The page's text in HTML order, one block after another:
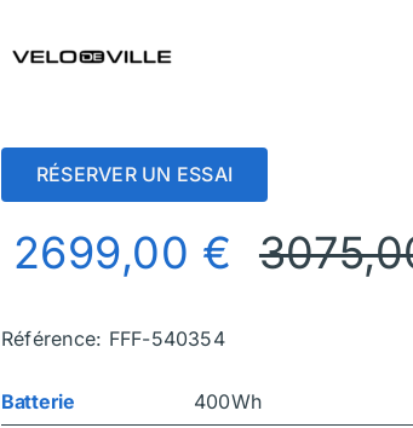
RÉSERVER UN ESSAI
2699,00 €
Référence: FFF-540354
Batterie
400Wh